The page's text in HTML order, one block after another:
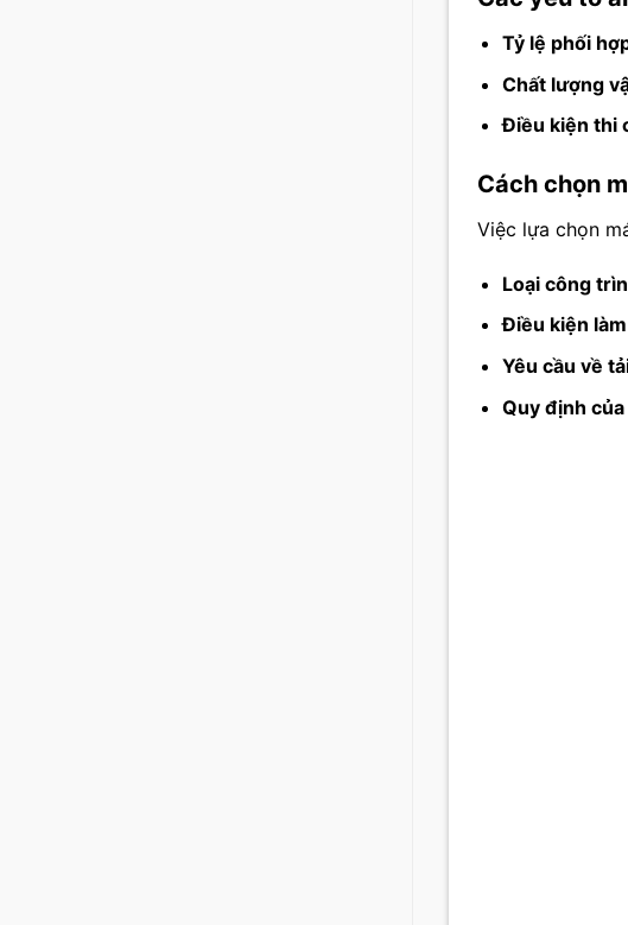
Tỷ lệ phối
Chất lượng
Điều kiện thi
Cách chọn
Việc lựa chọn
Loại công
Điều kiện
Yêu cầu về
Quy định